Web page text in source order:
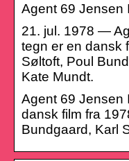
Agent 69 Jensen
21. jul. 1978 —
tegn er en dansk
Søltoft, Poul
Kate Mundt.
Agent 69 Jensen
dansk film fra
Bundgaard, Karl